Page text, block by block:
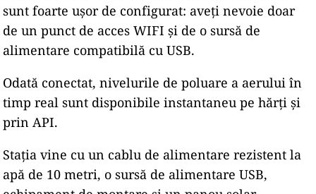
sunt foarte ușor de configurat: aveți nevoie doar
de un punct de acces WIFI și de o sursă de
alimentare compatibilă cu USB.
Odată conectat, nivelurile de poluare a aerului în
timp real sunt disponibile instantaneu pe hărți și
prin API.
Stația vine cu un cablu de alimentare rezistent la
apă de 10 metri, o sursă de alimentare USB,